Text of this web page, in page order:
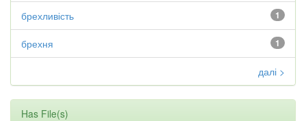
1
брехливість
1
брехня
далі >
Has File(s)